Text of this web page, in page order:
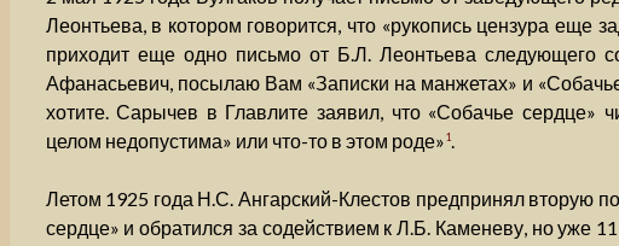
Леонтьева, в котором говорится, что «рукопись цензура еще
приходит еще одно письмо от Б.Л. Леонтьева следующего
Афанасьевич, посылаю Вам «Записки на манжетах» и
хотите. Сарычев в Главлите заявил, что «Собачье сердце»
целом недопустима» или что-то в этом роде»1.
Летом 1925 года Н.С. Ангарский-Клестов предпринял вторую
сердце» и обратился за содействием к Л.Б. Каменеву, но уже